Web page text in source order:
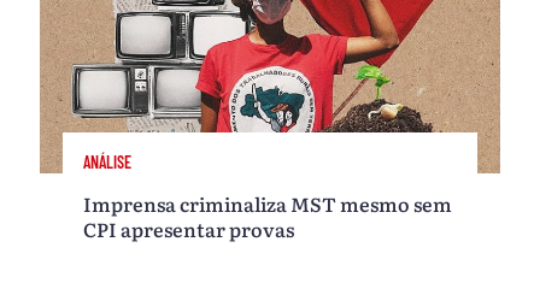
ANÁLISE
Imprensa criminaliza MST mesmo sem
CPI apresentar provas